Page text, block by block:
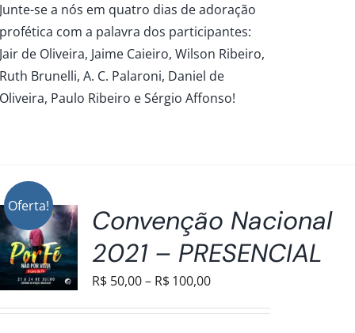
R$50,00
através
R$100,00
Junte-se a nós em quatro dias de adoração
profética com a palavra dos participantes:
Jair de Oliveira, Jaime Caieiro, Wilson Ribeiro,
Ruth Brunelli, A. C. Palaroni, Daniel de
Oliveira, Paulo Ribeiro e Sérgio Affonso!
Oferta!
Convenção Nacional
2021 – PRESENCIAL
R$ 50,00 – R$ 100,00Faixa